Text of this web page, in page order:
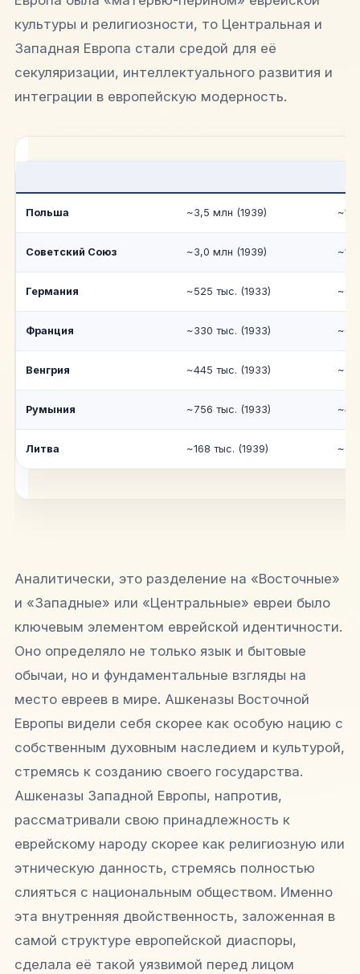
культуры и религиозности, то Центральная и
Западная Европа стали средой для её
секуляризации, интеллектуального развития и
интеграции в европейскую модерность.
Польша ~3,5 млн (1939)
Советский Союз ~3,0 млн (1939)
Германия ~525 тыс. (1933)
Франция ~330 тыс. (1933)
Венгрия ~445 тыс. (1933)
Румыния ~756 тыс. (1933)
Литва ~168 тыс. (1939)
Аналитически, это разделение на «Восточные»
и «Западные» или «Центральные» евреи было
ключевым элементом еврейской идентичности.
Оно определяло не только язык и бытовые
обычаи, но и фундаментальные взгляды на
место евреев в мире. Ашкеназы Восточной
Европы видели себя скорее как особую нацию с
собственным духовным наследием и культурой,
стремясь к созданию своего государства.
Ашкеназы Западной Европы, напротив,
рассматривали свою принадлежность к
еврейскому народу скорее как религиозную или
этническую данность, стремясь полностью
слияться с национальным обществом. Именно
эта внутренняя двойственность, заложенная в
самой структуре европейской диаспоры,
сделала её такой уязвимой перед лицом